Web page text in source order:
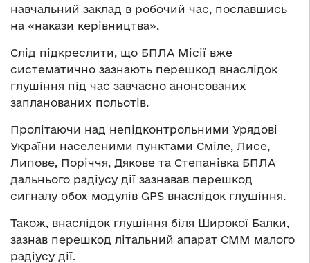
навчальний заклад в робочий час, пославшись
на «накази керівництва».
Слід підкреслити, що БПЛА Місії вже
систематично зазнають перешкод внаслідок
глушіння під час завчасно анонсованих
запланованих польотів.
Пролітаючи над непідконтрольними Урядові
України населеними пунктами Сміле, Лисе,
Липове, Поріччя, Дякове та Степанівка БПЛА
дальнього радіусу дії зазнавав перешкод
сигналу обох модулів GPS внаслідок глушіння.
Також, внаслідок глушіння біля Широкої Балки,
зазнав перешкод літальний апарат СММ малого
радіусу дії.